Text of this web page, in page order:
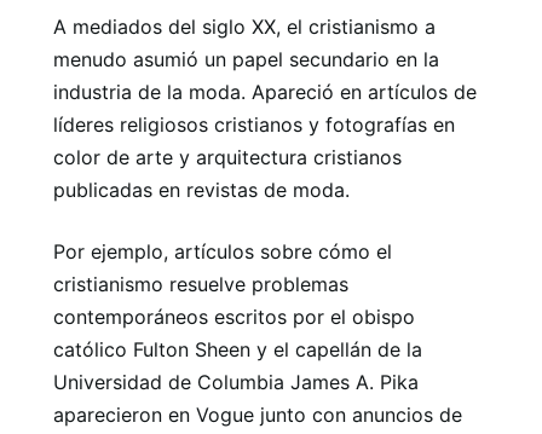
A mediados del siglo XX, el cristianismo a
menudo asumió un papel secundario en la
industria de la moda. Apareció en artículos de
líderes religiosos cristianos y fotografías en
color de arte y arquitectura cristianos
publicadas en revistas de moda.
Por ejemplo, artículos sobre cómo el
cristianismo resuelve problemas
contemporáneos escritos por el obispo
católico Fulton Sheen y el capellán de la
Universidad de Columbia James A. Pika
aparecieron en Vogue junto con anuncios de